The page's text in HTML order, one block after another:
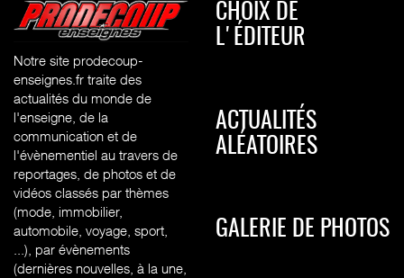
Notre site prodecoup-
enseignes.fr traite des
actualités du monde de
l'enseigne, de la
communication et de
l'évènementiel au travers de
reportages, de photos et de
vidéos classés par thèmes
(mode, immobilier,
automobile, voyage, sport,
...), par évènements
(dernières nouvelles, à la une,
CHOIX DE
L'ÉDITEUR
ACTUALITÉS
ALÉATOIRES
GALERIE DE PHOTOS